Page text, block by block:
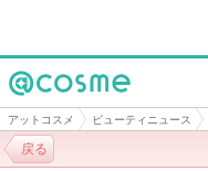
@cosme
アットコスメ ビューティニュース
戻る